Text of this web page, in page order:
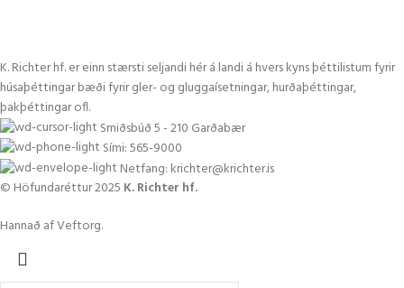
K. Richter hf. er einn stærsti seljandi hér á landi á hvers kyns þéttilistum fyrir
húsaþéttingar bæði fyrir gler- og gluggaísetningar, hurðaþéttingar,
þakþéttingar ofl.
Smiðsbúð 5 - 210 Garðabær
Sími: 565-9000
Netfang: krichter@krichter.is
© Höfundaréttur 2025 K. Richter hf.
Hannað af Veftorg.